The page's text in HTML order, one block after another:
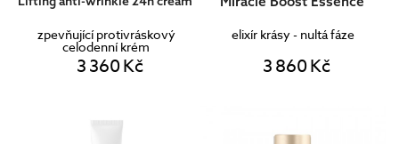
zpevňující protivráskový
celodenní krém
3 360 Kč
elixír krásy - nultá fáze
3 860 Kč